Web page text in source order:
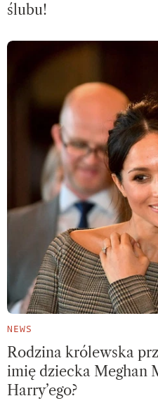
ślubu!
NEWS
Rodzina królewska
imię dziecka Meghan
Harry’ego?